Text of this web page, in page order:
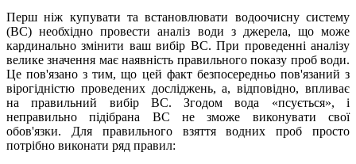
Перш ніж купувати та встановлювати водоочисну систему
(ВС) необхідно провести аналіз води з джерела, що може
кардинально змінити ваш вибір ВС. При проведенні аналізу
велике значення має наявність правильного показу проб води.
Це пов'язано з тим, що цей факт безпосередньо пов'язаний з
вірогідністю проведених досліджень, а, відповідно, впливає
на правильний вибір ВС. Згодом вода «псується», і
неправильно підібрана ВС не зможе виконувати свої
обов'язки. Для правильного взяття водних проб просто
потрібно виконати ряд правил: